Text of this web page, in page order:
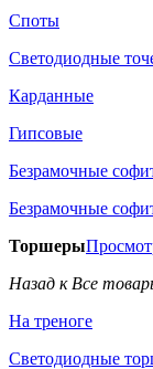
Споты
Светодиодные
Карданные
Гипсовые
Безрамочные
Безрамочные
Торшеры
Назад к Все
На треноге
Светодиодные